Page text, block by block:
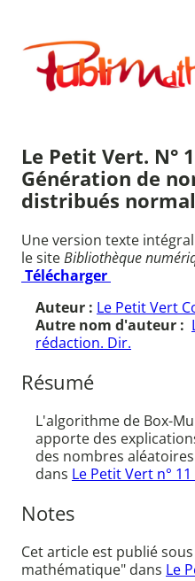
contenu
Publimath
Le Petit Vert. N°
Génération de
distribués
Une version texte
le siteBibliothèque
Télécharger
Auteur : Le Petit Vert
Autre nom d'auteur :
rédaction. Dir.
Résumé
L'algorithme de Box-
apporte des
des nombres
dans Le Petit Vert n° 11
Notes
Cet article est publié
mathématique" dans Le